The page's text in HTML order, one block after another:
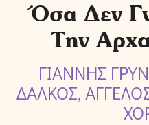
Όσα Δεν
Την
ΓΙΑΝΝΗΣ
ΔΑΛΚΟΣ,